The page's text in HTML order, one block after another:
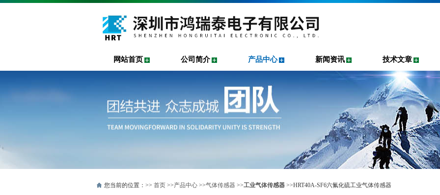
网站首页 公司简介 产品中心 新闻资讯 技术文章
您当前的位置：>> 首页 >>产品中心 >>气体传感器 >>工业气体传感器 >>HRT40A-SF6六氟化硫工业气体传感器